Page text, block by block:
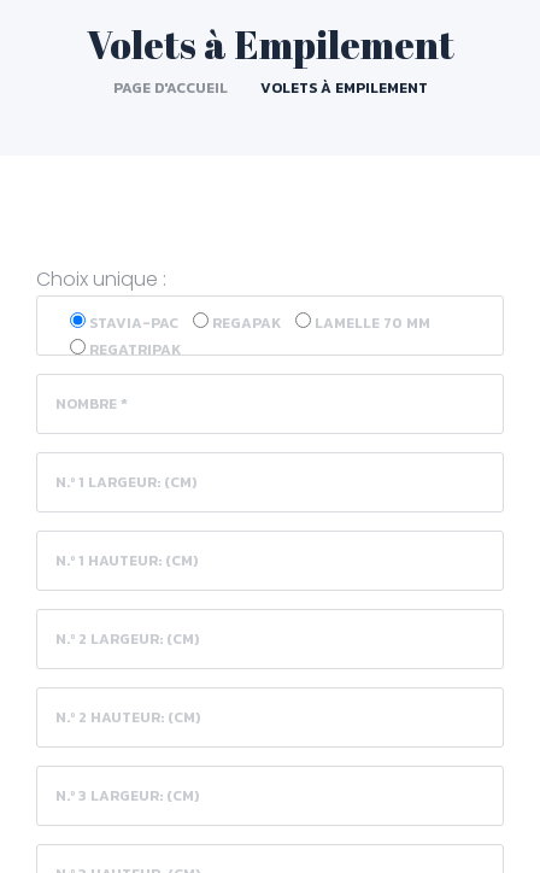
Volets à Empilement
PAGE D'ACCUEIL VOLETS À EMPILEMENT
Choix unique :
STAVIA-PAC REGAPAK
LAMELLE 70 MM
REGATRIPAK